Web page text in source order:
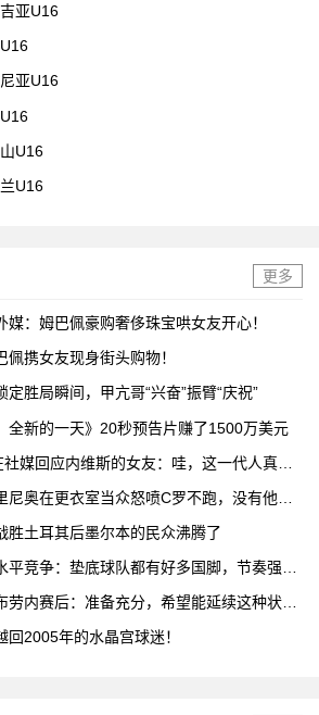
亚U16
亚U16
U16
U16
更多
：姆巴佩豪购奢侈珠宝哄女友开心！
携女友现身街头购物！
胜局瞬间，甲亢哥“兴奋”振臂“庆祝”
全新的一天》20秒预告片赚了1500万美元
媒回应内维斯的女友：哇，这一代人真劲
尼奥在更衣室当众怒喷C罗不跑，没有他不
胜土耳其后墨尔本的民众沸腾了
平竞争：垫底球队都有好多国脚，节奏强度
劳内赛后：准备充分，希望能延续这种状
2005年的水晶宫球迷！